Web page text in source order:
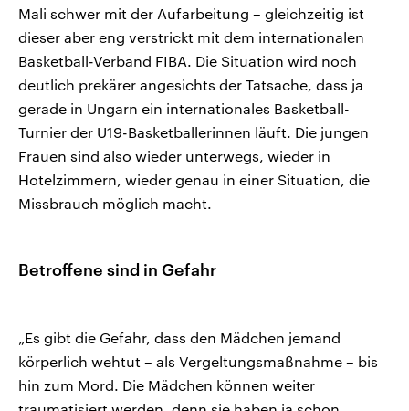
Mali schwer mit der Aufarbeitung – gleichzeitig ist
dieser aber eng verstrickt mit dem internationalen
Basketball-Verband FIBA. Die Situation wird noch
deutlich prekärer angesichts der Tatsache, dass ja
gerade in Ungarn ein internationales Basketball-
Turnier der U19-Basketballerinnen läuft. Die jungen
Frauen sind also wieder unterwegs, wieder in
Hotelzimmern, wieder genau in einer Situation, die
Missbrauch möglich macht.
Betroffene sind in Gefahr
„Es gibt die Gefahr, dass den Mädchen jemand
körperlich wehtut – als Vergeltungsmaßnahme – bis
hin zum Mord. Die Mädchen können weiter